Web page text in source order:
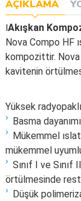
AÇIKLAMA
IAkışkan
Nova Compo HF
kompozittir.
kavitenin
Yüksek
Basma
Mükemmel
mükemmel
Sınıf I ve
örtülmesinde
Düşük